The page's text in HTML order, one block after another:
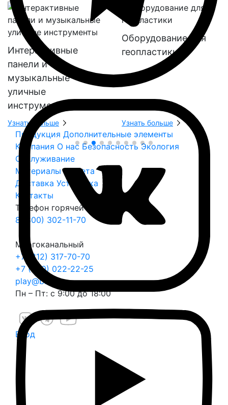
Интерактивные
панели и
музыкальные
уличные
инструменты
Узнать больше
Оборудование для
геопластики
Узнать больше
Продукция Дополнительные элементы
Компания О нас Безопасность Экология
Обслуживание
Материалы и цвета
Доставка Установка
Контакты
Телефон горячей линии
8 (800) 302-11-70
Многоканальный
+7 (812) 317-70-70
+7 (999) 022-22-25
play@balli.ru
Пн – Пт: с 9:00 до 18:00
Вход